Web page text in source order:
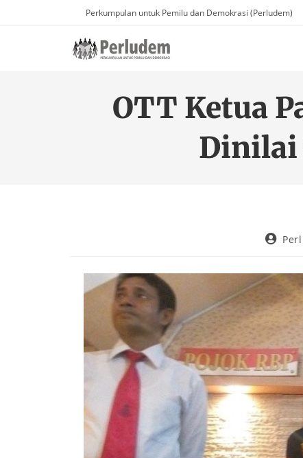
Perkumpulan untuk Pemilu dan Demokrasi (Perludem)
OTT Ketua
Dinilai